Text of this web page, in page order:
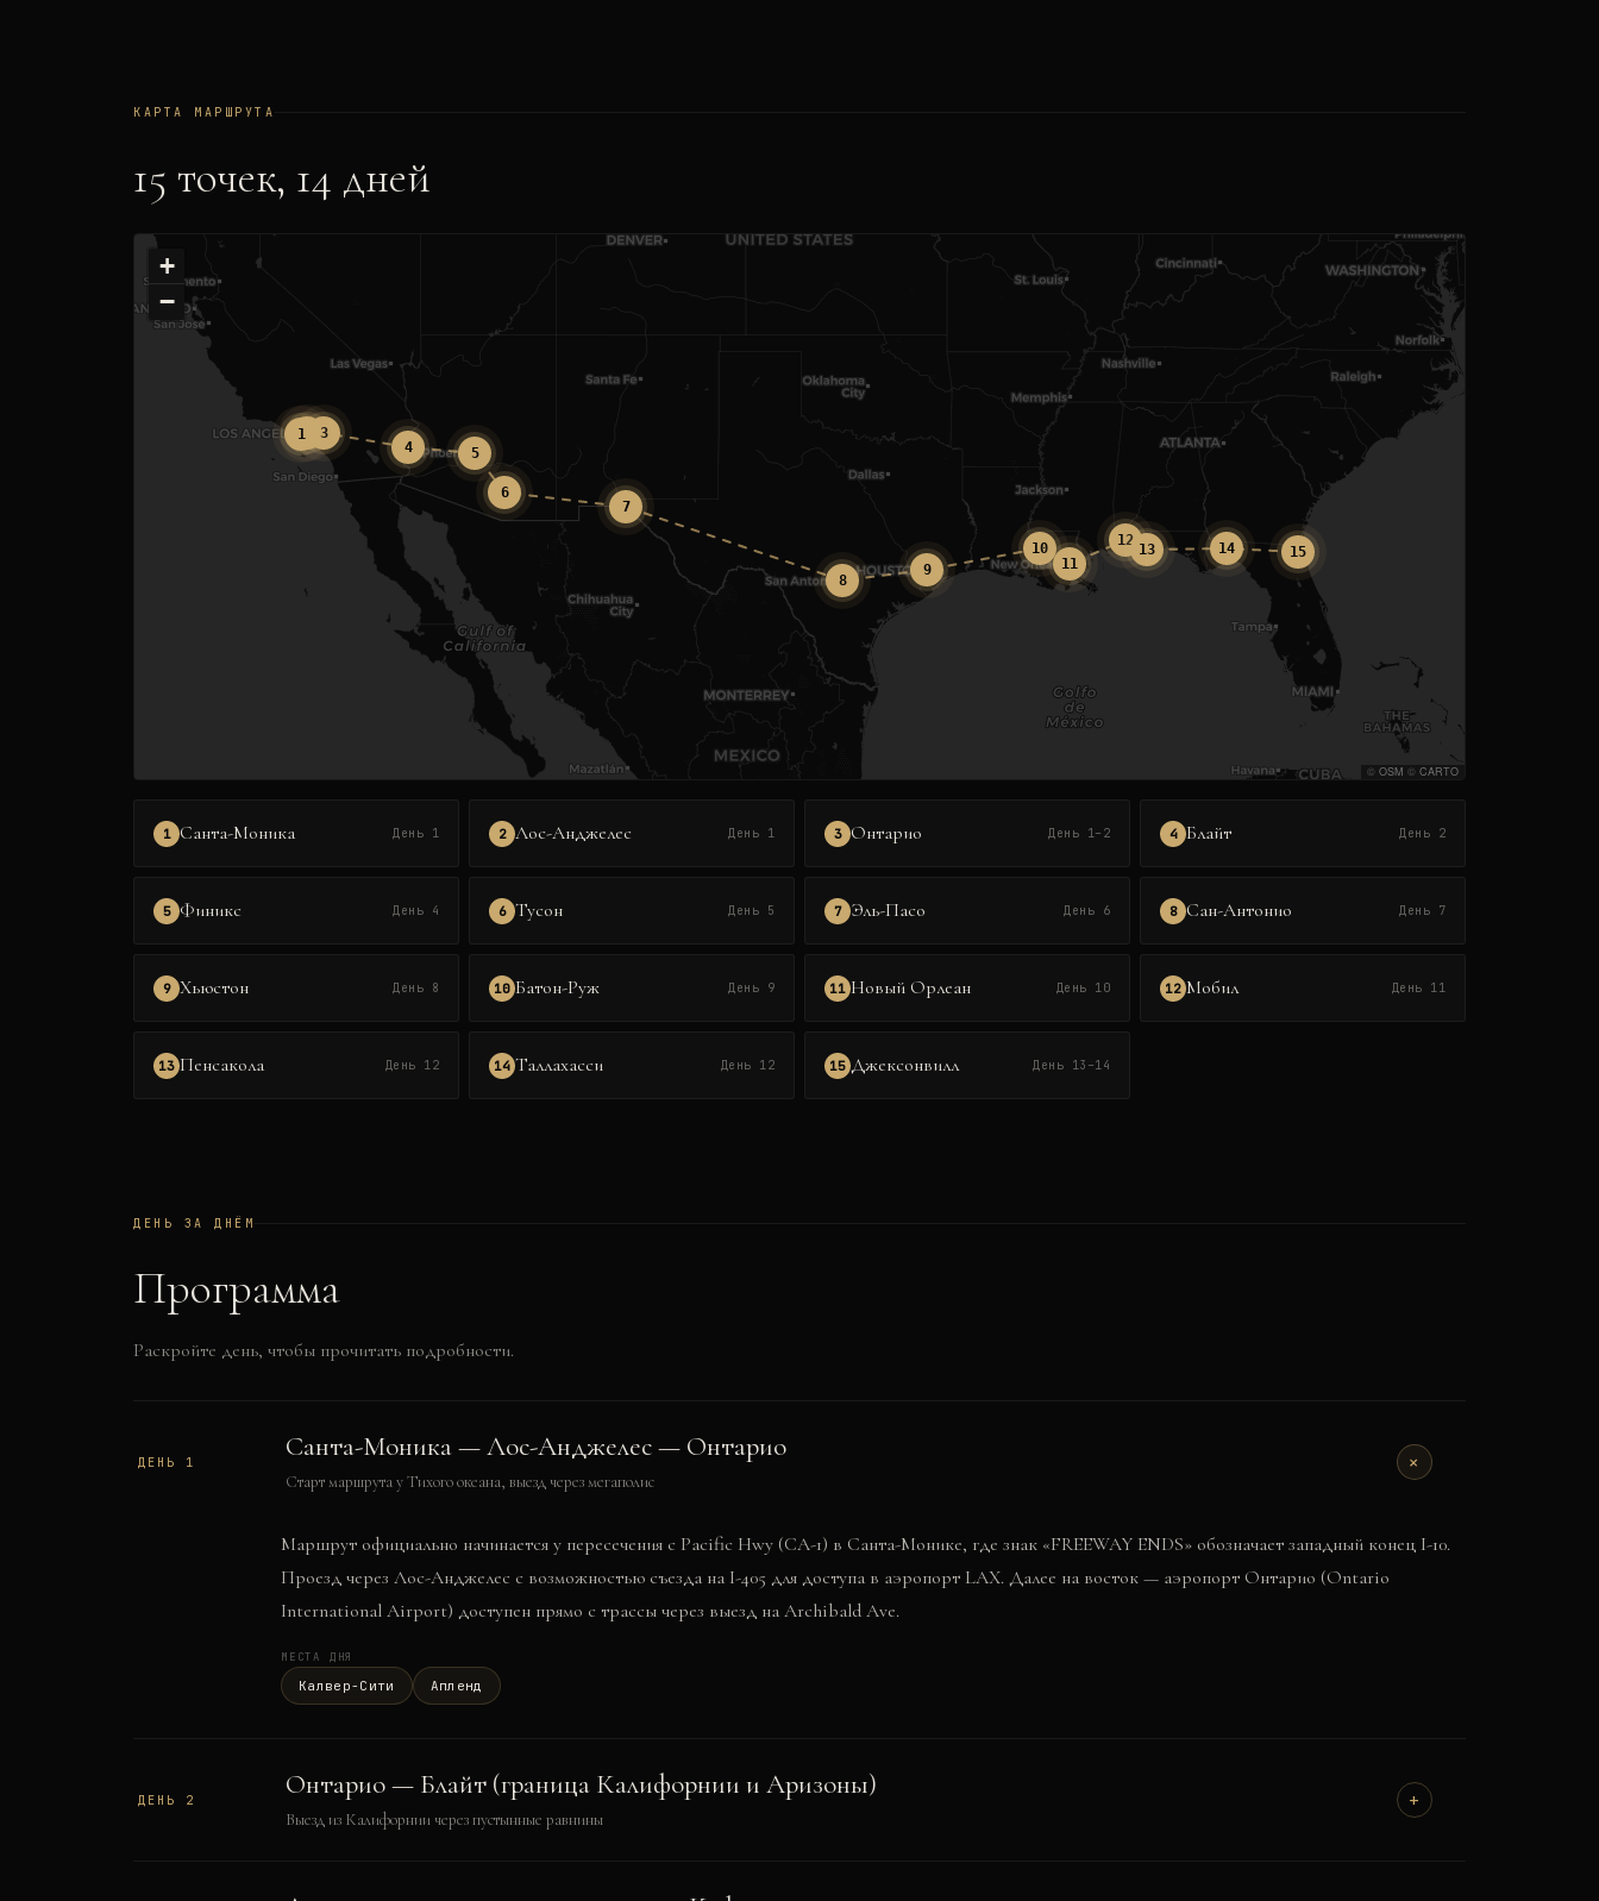
КАРТА МАРШРУТА
15 точек, 14 дней
12
3
4
5
6
7
8
9
10
11
12
13 14 15
+
−
© OSM © CARTO
1 Санта-Моника День 1 2 Лос-Анджелес День 1 3 Онтарио День 1–2 4 Блайт День 2
5 Финикс День 4 6 Тусон День 5 7 Эль-Пасо День 6 8 Сан-Антонио День 7
9 Хьюстон День 8 10 Батон-Руж День 9 11 Новый Орлеан День 10 12 Мобил День 11
13 Пенсакола День 12 14 Таллахасси День 12 15 Джексонвилл День 13–14
ДЕНЬ ЗА ДНЁМ
Программа
Раскройте день, чтобы прочитать подробности.
ДЕНЬ 1 Санта-Моника — Лос-Анджелес — Онтарио
Старт маршрута у Тихого океана, выезд через мегаполис
+
Маршрут официально начинается у пересечения с Pacific Hwy (CA-1) в Санта-Монике, где знак «FREEWAY ENDS» обозначает западный конец I-10.
Проезд через Лос-Анджелес с возможностью съезда на I-405 для доступа в аэропорт LAX. Далее на восток — аэропорт Онтарио (Ontario
International Airport) доступен прямо с трассы через выезд на Archibald Ave.
МЕСТА ДНЯ
Калвер-Сити Апленд
ДЕНЬ 2 Онтарио — Блайт (граница Калифорнии и Аризоны)
Выезд из Калифорнии через пустынные равнины
+